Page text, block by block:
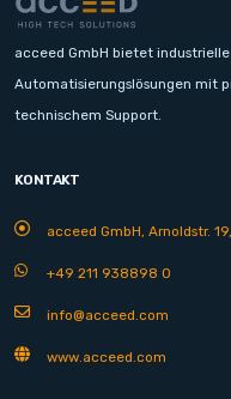
acceed GmbH bietet
Automatisierungslösungen mit
technischem Support.
KONTAKT
acceed GmbH, Arnoldstr.
+49 211 938898 0
info@acceed.com
www.acceed.com